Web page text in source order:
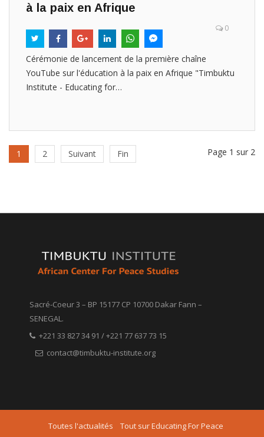
à la paix en Afrique
0
Cérémonie de lancement de la première chaîne
YouTube sur l'éducation à la paix en Afrique "Timbuktu
Institute - Educating for…
1 2 Suivant Fin Page 1 sur 2
Sacré-Coeur 3 – BP 15177 CP 10700 Dakar Fann –
SENEGAL.
+221 33 827 34 91 / +221 77 637 73 15
contact@timbuktu-institute.org
Toutes l'actualités
Tout sur Educating For Peace